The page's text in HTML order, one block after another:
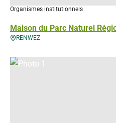
Maison du Parc Naturel
Organismes institutionnels
RENWEZ
Photo 1, © Droits gérés